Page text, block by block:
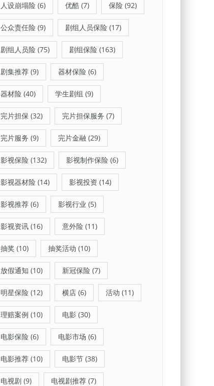
人设崩塌险 (6) 优酷 (7) 保险 (92)
公众责任险 (9) 剧组人员保险 (17)
剧组人员险 (75) 剧组保险 (163)
剧集推荐 (9) 器材保险 (6)
器材险 (40) 学生剧组 (9)
完片担保 (32) 完片担保服务 (7)
完片服务 (9) 完片金融 (29)
影视保险 (132) 影视制作保险 (6)
影视器材险 (14) 影视投资 (14)
影视推荐 (6) 影视行业 (5)
影视资讯 (16) 意外险 (11)
抽奖 (10) 抽奖活动 (10)
放假通知 (10) 新冠保险 (7)
明星保险 (12) 横店 (6) 活动 (11)
理赔案例 (10) 电影 (30)
电影保险 (6) 电影市场 (6)
电影推荐 (10) 电影节 (38)
电视剧 (9) 电视剧推荐 (7)